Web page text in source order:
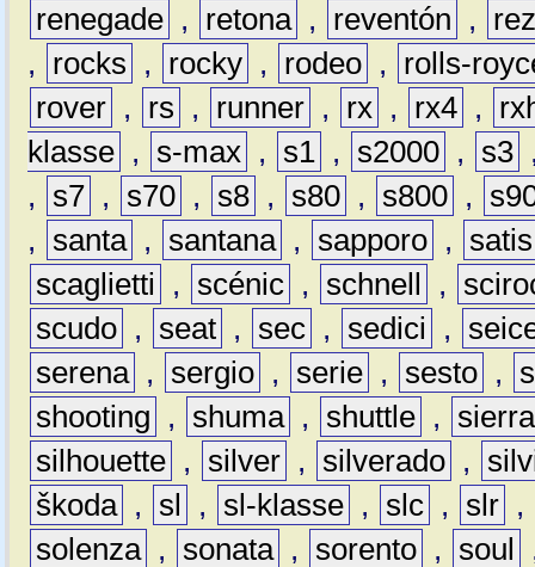
renegade , retona , reventón ,
,
rocks , rocky , rodeo ,
rolls-
rover , rs , runner , rx , rx4 ,
klasse , s-max , s1 , s2000 , s3
,
s7 , s70 , s8 , s80 , s800 ,
,
santa , santana , sapporo ,
satis
scaglietti
, scénic , schnell ,
scudo , seat , sec , sedici ,
serena , sergio , serie , sesto ,
shooting
, shuma , shuttle ,
sierra
silhouette , silver , silverado ,
škoda , sl , sl-klasse , slc , slr ,
solenza , sonata , sorento , soul